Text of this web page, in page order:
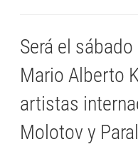
Será el
Mario Alberto
artistas
Molotov y